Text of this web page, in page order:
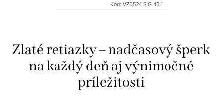
Kód: VZ0524-SIG-45-1
Zlaté retiazky – nadčasový šperk
na každý deň aj výnimočné
príležitosti